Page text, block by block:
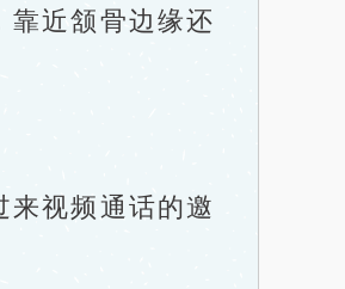
近颔骨边缘还
视频通话的邀